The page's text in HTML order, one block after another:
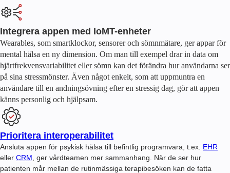
Integrera appen med IoMT-enheter
Wearables, som smartklockor, sensorer och sömnmätare, ger appar för
mental hälsa en ny dimension. Om man till exempel drar in data om
hjärtfrekvensvariabilitet eller sömn kan det förändra hur användarna ser
på sina stressmönster. Även något enkelt, som att uppmuntra en
användare till en andningsövning efter en stressig dag, gör att appen
känns personlig och hjälpsam.
Prioritera interoperabilitet
Ansluta appen för psykisk hälsa till befintlig programvara, t.ex. EHR
eller CRM , ger vårdteamen mer sammanhang. När de ser hur
patienten mår mellan de rutinmässiga terapibesöken kan de fatta